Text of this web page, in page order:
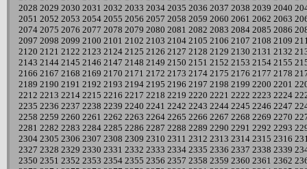
2028 2029 2030 2031 2032 2033 2034 2035 2036 2037 2038 2039 2040
2051 2052 2053 2054 2055 2056 2057 2058 2059 2060 2061 2062 2063
2074 2075 2076 2077 2078 2079 2080 2081 2082 2083 2084 2085 2086
2097 2098 2099 2100 2101 2102 2103 2104 2105 2106 2107 2108 2109
2120 2121 2122 2123 2124 2125 2126 2127 2128 2129 2130 2131 2132
2143 2144 2145 2146 2147 2148 2149 2150 2151 2152 2153 2154 2155
2166 2167 2168 2169 2170 2171 2172 2173 2174 2175 2176 2177 2178
2189 2190 2191 2192 2193 2194 2195 2196 2197 2198 2199 2200 2201
2212 2213 2214 2215 2216 2217 2218 2219 2220 2221 2222 2223 2224
2235 2236 2237 2238 2239 2240 2241 2242 2243 2244 2245 2246 2247
2258 2259 2260 2261 2262 2263 2264 2265 2266 2267 2268 2269 2270
2281 2282 2283 2284 2285 2286 2287 2288 2289 2290 2291 2292 2293
2304 2305 2306 2307 2308 2309 2310 2311 2312 2313 2314 2315 2316
2327 2328 2329 2330 2331 2332 2333 2334 2335 2336 2337 2338 2339
2350 2351 2352 2353 2354 2355 2356 2357 2358 2359 2360 2361 2362